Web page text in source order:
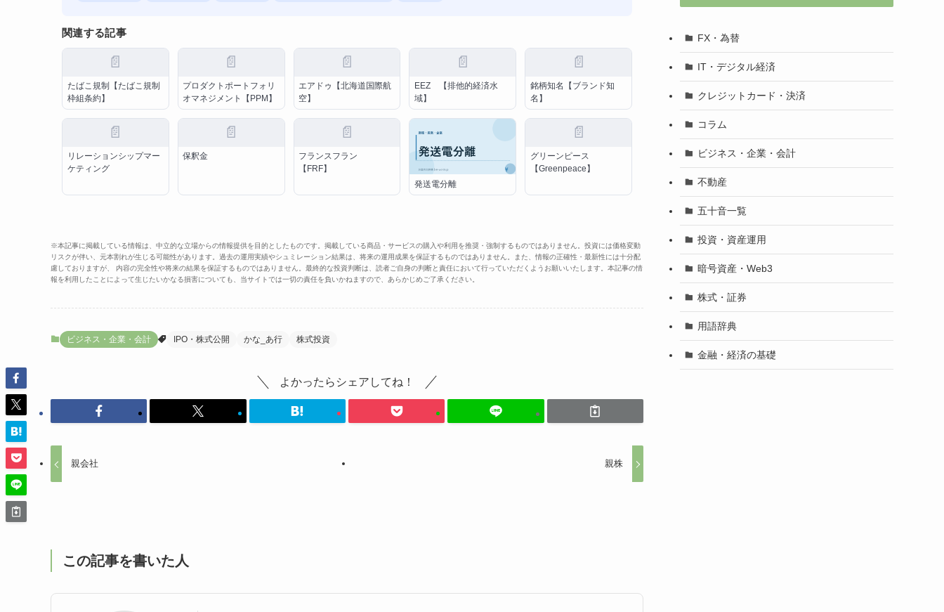
関連する記事
📄
たばこ規制【たばこ規制
枠組条約】
📄
プロダクトポートフォリ
オマネジメント【PPM】
📄
エアドゥ【北海道国際航
空】
📄
EEZ 【排他的経済水
域】
📄
銘柄知名【ブランド知
名】
📄
リレーションシップマー
ケティング
📄
保釈金
📄
フランスフラン
【FRF】
発送電分離
📄
グリーンピース
【Greenpeace】
※本記事に掲載している情報は、中立的な立場からの情報提供を目的としたものです。掲載している商品・サービスの購入や利用を推奨・強制するものではありません。投資には価格変動
リスクが伴い、元本割れが生じる可能性があります。過去の運用実績やシュミレーション結果は、将来の運用成果を保証するものではありません。また、情報の正確性・最新性には十分配
慮しておりますが、 内容の完全性や将来の結果を保証するものではありません。最終的な投資判断は、読者ご自身の判断と責任において行っていただくようお願いいたします。本記事の情
報を利用したことによって生じたいかなる損害についても、当サイトでは一切の責任を負いかねますので、あらかじめご了承ください。
ビジネス・企業・会計 IPO・株式公開 かな_あ行 株式投資
よかったらシェアしてね！
親会社 親株
この記事を書いた人
FX・為替
IT・デジタル経済
クレジットカード・決済
コラム
ビジネス・企業・会計
不動産
五十音一覧
投資・資産運用
暗号資産・Web3
株式・証券
用語辞典
金融・経済の基礎